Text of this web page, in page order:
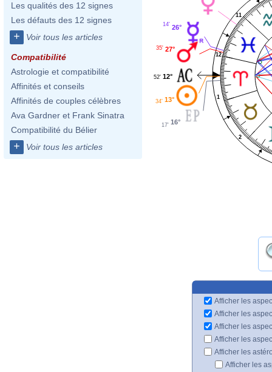
Les qualités des 12 signes
Les défauts des 12 signes
+ Voir tous les articles
Compatibilité
Astrologie et compatibilité
Affinités et conseils
Affinités de couples célèbres
Ava Gardner et Frank Sinatra
Compatibilité du Bélier
+ Voir tous les articles
1
2
11
12
26°
14'
27°
35'
12°
52'
13°
34'
16°
17'
Afficher les
Afficher les
Afficher les
Afficher les
Afficher les
Afficher les